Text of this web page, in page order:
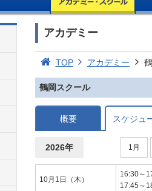
アカデミー
TOP アカデミー
鶴岡スクール
概要 スケジュ
2026年 1月
10月1日（木）
16:30～
17:45～